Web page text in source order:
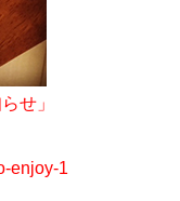
せ」
enjoy-1